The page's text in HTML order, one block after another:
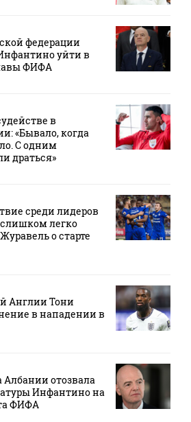
федерации
уйти в
ФИФА
в
«Бывало, когда
С одним
драться»
среди лидеров
легко
о старте
Англии Тони
в нападении в
Албании отозвала
Инфантино на
ФИФА